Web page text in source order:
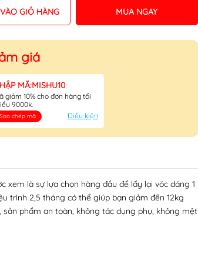
GIỎ HÀNG MUA NGAY
giá
MÃ:MISHU10
giảm 10% cho đơn hàng tối
9000k.
Sao chép mã Điều kiện
xem là sự lựa chọn hàng đầu để lấy lại vóc dáng 1
trình 2,5 tháng có thể giúp bạn giảm đến 12kg
phẩm an toàn, không tác dụng phụ, không mệt